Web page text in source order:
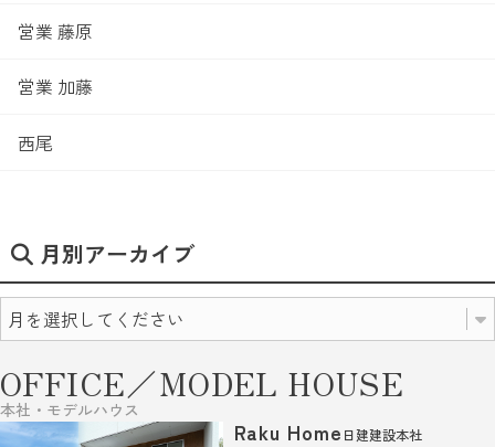
営業 藤原
営業 加藤
西尾
月別アーカイブ
OFFICE／MODEL HOUSE
本社・モデルハウス
Raku Home 日建建設本社